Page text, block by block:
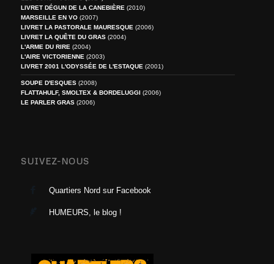
LIVRET DÉGUN DE LA CANEBIÈRE (2010)
MARSEILLE EN VO(2007)
LIVRET LA PASTORALE MAURESQUE (2006)
LIVRET LA QUÊTE DU GRAS(2004)
L'ARME DU RIRE (2004)
L'AIRE VICTORIENNE (2003)
LIVRET 2001 L'ODYSSÉE DE L'ESTAQUE (2001)
SOUPE D'ESQUES(2008)
FLATTAHULF, SMOLTEX & BORDELUGGI(2006)
LE PARLER GRAS(2006)
SUIVEZ-NOUS
Quartiers Nord sur Facebook
HUMEURS, le blog !